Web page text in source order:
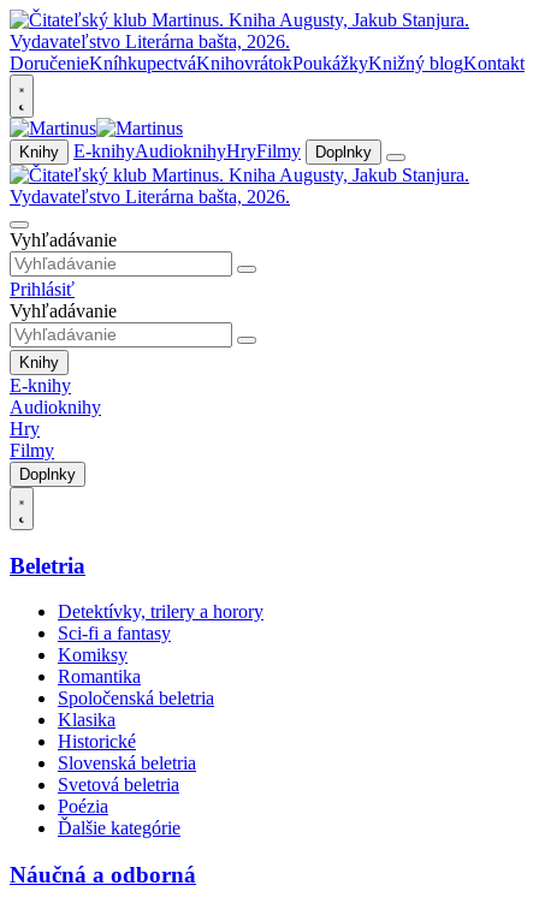
DoručenieKníhkupectváKnihovrátokPoukážkyKnižný blogKontakt
Knihy E-knihyAudioknihyHryFilmy Doplnky
Vyhľadávanie
Prihlásiť
Vyhľadávanie
Knihy
E-knihy
Audioknihy
Hry
Filmy
Doplnky
Beletria
Detektívky, trilery a horory
Sci-fi a fantasy
Komiksy
Romantika
Spoločenská beletria
Klasika
Historické
Slovenská beletria
Svetová beletria
Poézia
Ďalšie kategórie
Náučná a odborná